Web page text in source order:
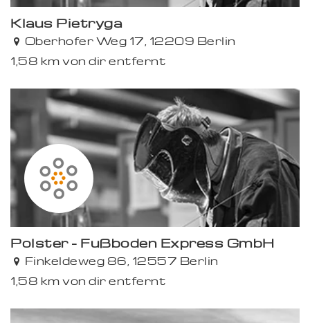
Klaus Pietryga
Oberhofer Weg 17, 12209 Berlin
1,58 km von dir entfernt
Polster - Fußboden Express GmbH
Finkeldeweg 86, 12557 Berlin
1,58 km von dir entfernt